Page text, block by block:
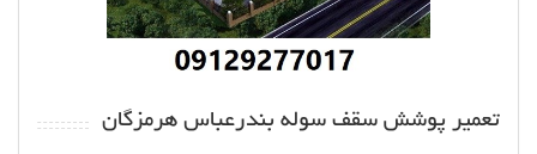
تعمیر پوشش سقف سوله بندرعباس هرمزگان